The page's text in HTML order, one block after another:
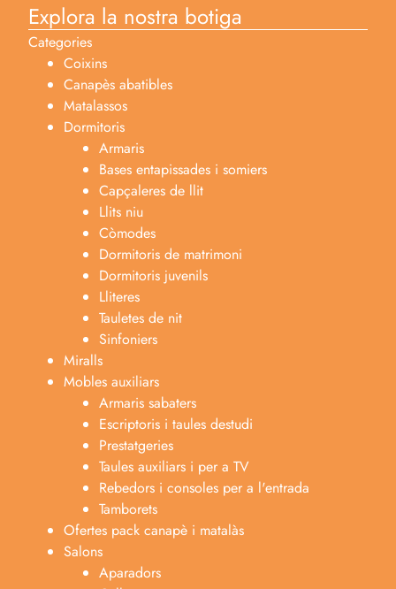
Explora la nostra botiga
Categories
Coixins
Canapès abatibles
Matalassos
Dormitoris
Armaris
Bases entapissades i somiers
Capçaleres de llit
Llits niu
Còmodes
Dormitoris de matrimoni
Dormitoris juvenils
Lliteres
Tauletes de nit
Sinfoniers
Miralls
Mobles auxiliars
Armaris sabaters
Escriptoris i taules destudi
Prestatgeries
Taules auxiliars i per a TV
Rebedors i consoles per a l'entrada
Tamborets
Ofertes pack canapè i matalàs
Salons
Aparadors